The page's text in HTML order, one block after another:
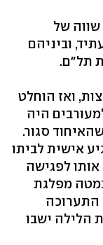
של
וביניהם
תל"ם.
ואז הוחלט
היה
סגור.
אישית לביתו
לפגישה
מפלגת
התערוכה
הלילה ישבו